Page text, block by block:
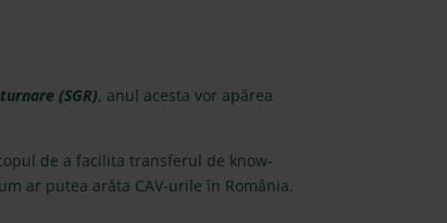
(SGR), anul acesta vor apărea
de a facilita transferul de know-
ar putea arăta CAV-urile în România.